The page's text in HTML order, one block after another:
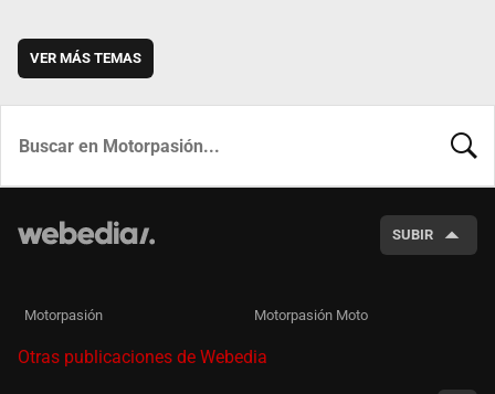
VER MÁS TEMAS
SUBIR
Motorpasión Motorpasión Moto
Otras publicaciones de Webedia